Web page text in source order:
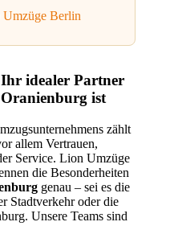
Berlin
idealer Partner
ist
zählt
allem Vertrauen,
Service. Lion Umzüge
die Besonderheiten
genau – sei es die
Stadtverkehr oder die
Unsere Teams sind